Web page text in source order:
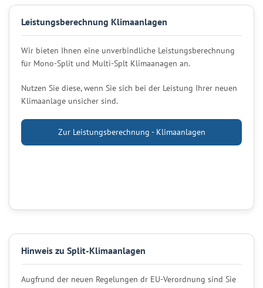
Leistungsberechnung Klimaanlagen
Wir bieten Ihnen eine unverbindliche Leistungsberechnung
für Mono-Split und Multi-Splt Klimaanagen an.
Nutzen Sie diese, wenn Sie sich bei der Leistung Ihrer neuen
Klimaanlage unsicher sind.
Zur Leistungsberechnung - Klimaanlagen
Hinweis zu Split-Klimaanlagen
Augfrund der neuen Regelungen dr EU-Verordnung sind Sie